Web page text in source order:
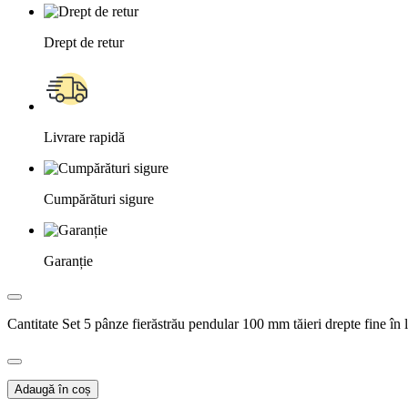
Drept de retur
Livrare rapidă
Cumpărături sigure
Garanție
Cantitate Set 5 pânze fierăstrău pendular 100 mm tăieri drepte fine în
Adaugă în coș